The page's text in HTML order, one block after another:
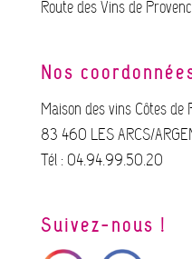
Route des Vins de
Nos
Maison des vins Côtes de
83 460 LES ARCS/
Tél : 04.94.99.50.20
Suivez-nous !